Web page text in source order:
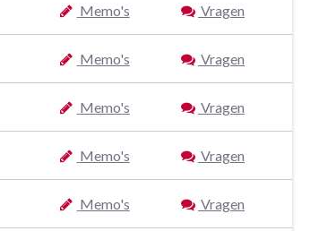
Memo's Vragen
Memo's Vragen
Memo's Vragen
Memo's Vragen
Memo's Vragen